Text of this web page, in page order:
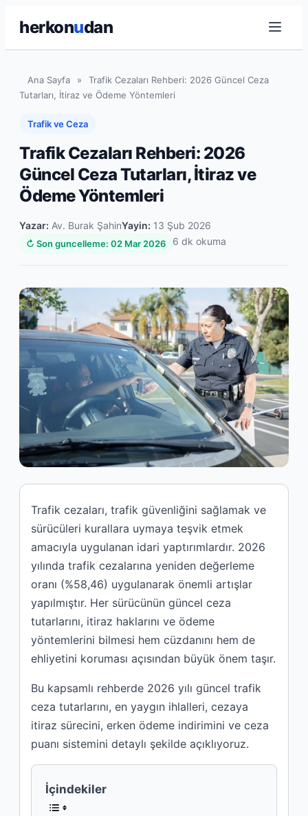
herkonudan
Ana Sayfa »
Trafik Cezaları Rehberi: 2026 Güncel Ceza
Tutarları, İtiraz ve Ödeme Yöntemleri
Trafik ve Ceza
Trafik Cezaları Rehberi: 2026
Güncel Ceza Tutarları, İtiraz ve
Ödeme Yöntemleri
Yazar: Av. Burak ŞahinYayin: 13 Şub 2026
↻ Son guncelleme: 02 Mar 2026 6 dk okuma
Trafik cezaları, trafik güvenliğini sağlamak ve
sürücüleri kurallara uymaya teşvik etmek
amacıyla uygulanan idari yaptırımlardır. 2026
yılında trafik cezalarına yeniden değerleme
oranı (%58,46) uygulanarak önemli artışlar
yapılmıştır. Her sürücünün güncel ceza
tutarlarını, itiraz haklarını ve ödeme
yöntemlerini bilmesi hem cüzdanını hem de
ehliyetini koruması açısından büyük önem taşır.
Bu kapsamlı rehberde 2026 yılı güncel trafik
ceza tutarlarını, en yaygın ihlalleri, cezaya
itiraz sürecini, erken ödeme indirimini ve ceza
puanı sistemini detaylı şekilde açıklıyoruz.
İçindekiler